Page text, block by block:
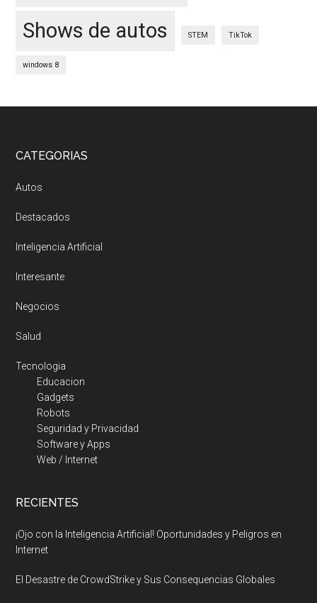
Shows de autos
STEM TikTok
windows 8
Footer
CATEGORIAS
Autos
Destacados
Inteligencia Artificial
Interesante
Negocios
Salud
Tecnologia
Educacion
Gadgets
Robots
Seguridad y Privacidad
Software y Apps
Web / Internet
RECIENTES
¡Ojo con la Inteligencia Artificial! Oportunidades y Peligros en
Internet
El Desastre de CrowdStrike y Sus Consequencias Globales